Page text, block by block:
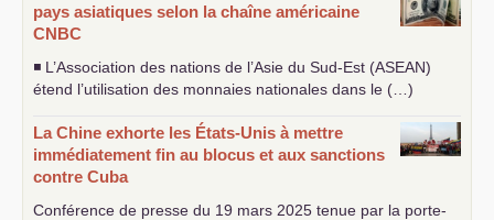
pays asiatiques selon la chaîne américaine
CNBC
◾ L’Association des nations de l’Asie du Sud-Est (ASEAN)
étend l’utilisation des monnaies nationales dans le (…)
La Chine exhorte les États-Unis à mettre
immédiatement fin au blocus et aux sanctions
contre Cuba
Conférence de presse du 19 mars 2025 tenue par la porte-